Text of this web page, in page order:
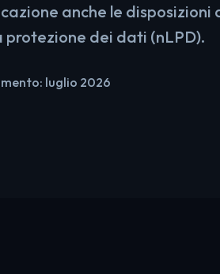
anche le disposizioni
protezione dei dati (nLPD).
luglio 2026